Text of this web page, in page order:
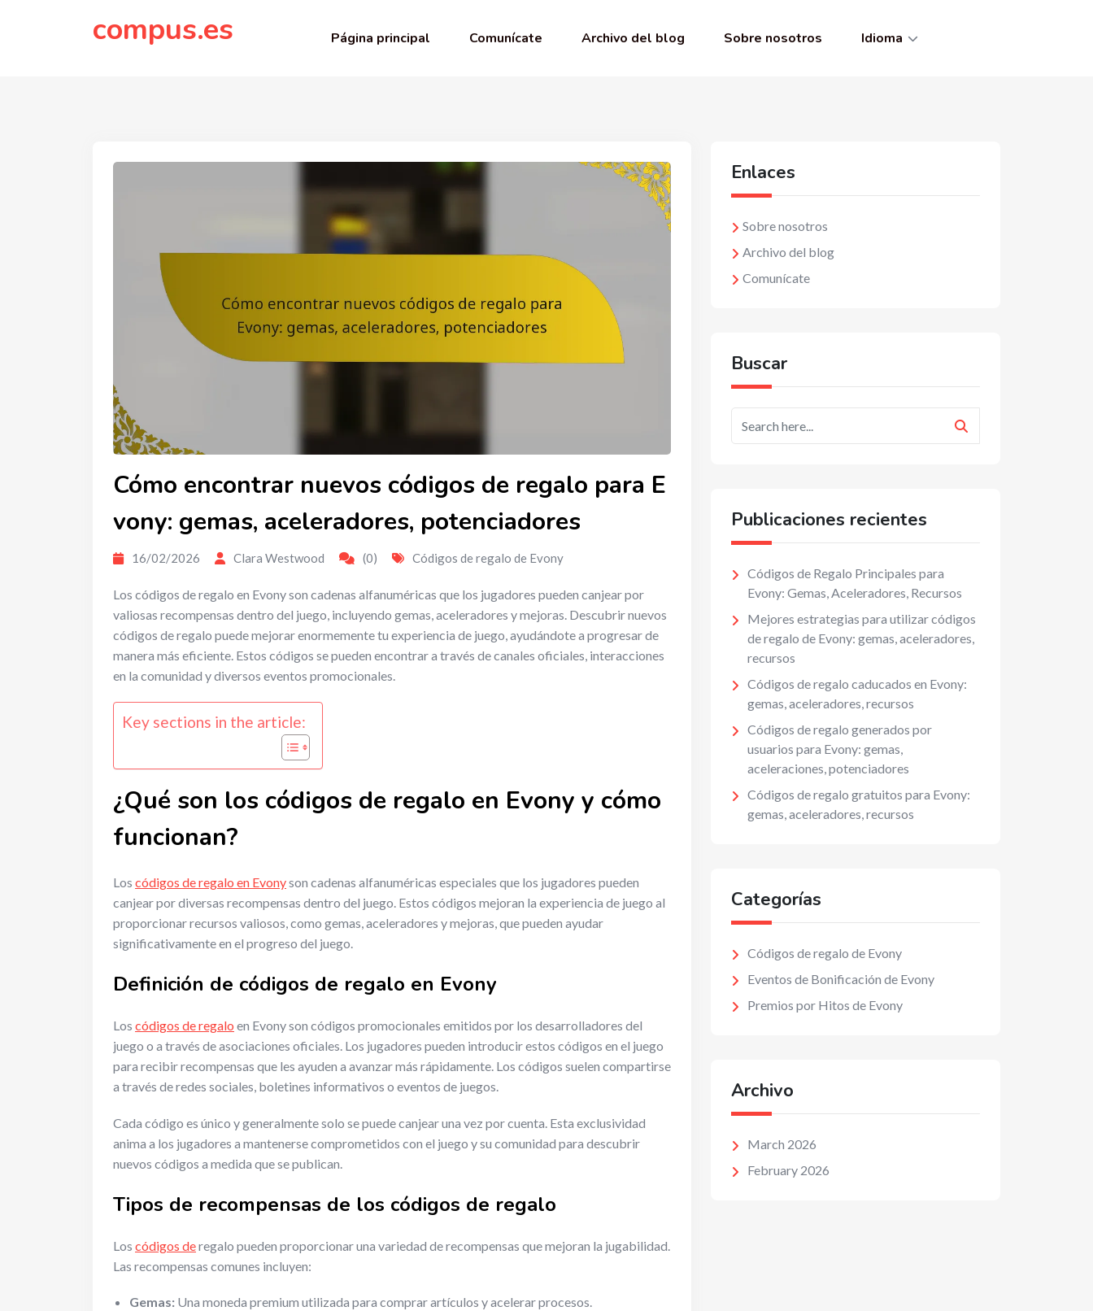
compus.es Página principal Comunícate Archivo del blog Sobre nosotros Idioma
Cómo encontrar nuevos códigos de regalo para E
vony: gemas, aceleradores, potenciadores
16/02/2026 Clara Westwood (0) Códigos de regalo de Evony
Los códigos de regalo en Evony son cadenas alfanuméricas que los jugadores pueden canjear por
valiosas recompensas dentro del juego, incluyendo gemas, aceleradores y mejoras. Descubrir nuevos
códigos de regalo puede mejorar enormemente tu experiencia de juego, ayudándote a progresar de
manera más eficiente. Estos códigos se pueden encontrar a través de canales oficiales, interacciones
en la comunidad y diversos eventos promocionales.
Key sections in the article:
¿Qué son los códigos de regalo en Evony y cómo
funcionan?
Los códigos de regalo en Evonyson cadenas alfanuméricas especiales que los jugadores pueden
canjear por diversas recompensas dentro del juego. Estos códigos mejoran la experiencia de juego al
proporcionar recursos valiosos, como gemas, aceleradores y mejoras, que pueden ayudar
significativamente en el progreso del juego.
Definición de códigos de regalo en Evony
Los códigos de regalo en Evony son códigos promocionales emitidos por los desarrolladores del
juego o a través de asociaciones oficiales. Los jugadores pueden introducir estos códigos en el juego
para recibir recompensas que les ayuden a avanzar más rápidamente. Los códigos suelen compartirse
a través de redes sociales, boletines informativos o eventos de juegos.
Cada código es único y generalmente solo se puede canjear una vez por cuenta. Esta exclusividad
anima a los jugadores a mantenerse comprometidos con el juego y su comunidad para descubrir
nuevos códigos a medida que se publican.
Tipos de recompensas de los códigos de regalo
Los códigos deregalo pueden proporcionar una variedad de recompensas que mejoran la jugabilidad.
Las recompensas comunes incluyen:
Gemas: Una moneda premium utilizada para comprar artículos y acelerar procesos.
Enlaces
Sobre nosotros
Archivo del blog
Comunícate
Buscar
Publicaciones recientes
Códigos de Regalo Principales para
Evony: Gemas, Aceleradores, Recursos
Mejores estrategias para utilizar códigos
de regalo de Evony: gemas, aceleradores,
recursos
Códigos de regalo caducados en Evony:
gemas, aceleradores, recursos
Códigos de regalo generados por
usuarios para Evony: gemas,
aceleraciones, potenciadores
Códigos de regalo gratuitos para Evony:
gemas, aceleradores, recursos
Categorías
Códigos de regalo de Evony
Eventos de Bonificación de Evony
Premios por Hitos de Evony
Archivo
March 2026
February 2026